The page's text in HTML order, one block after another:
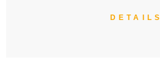
DETAILS